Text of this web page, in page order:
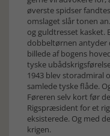
øverste spidser
omslaget slår tonen
og guldtresset kasket.
dobbeltørnen antyder
billede af bogens
tyske
1943 blev storadmiral
samlede tyske flåde.
Føreren selv kort før
Rigspræsident for et
eksisterede. Og med
krigen.